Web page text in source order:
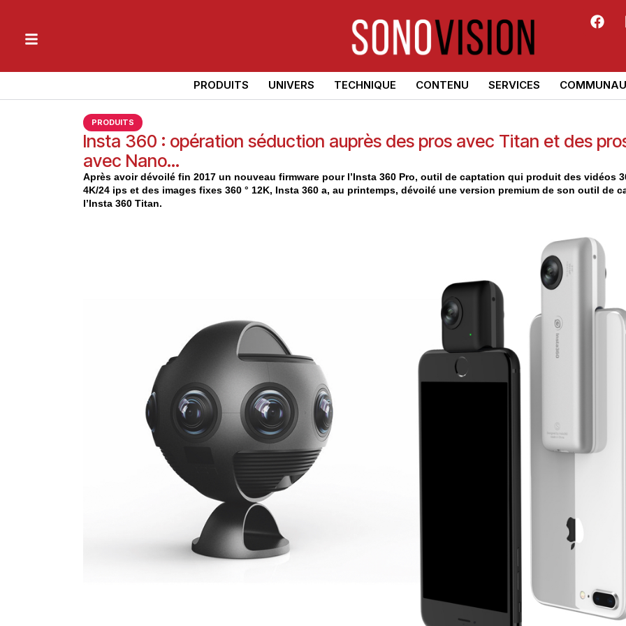
PRODUITS UNIVERS TECHNIQUE CONTENU SERVICES
PRODUITS
Insta 360 : opération séduction auprès des pros avec Titan et des
avec Nano…
Après avoir dévoilé fin 2017 un nouveau firmware pour l’Insta 360 Pro, outil de captation qui produit des vidéos
4K/24 ips et des images fixes 360 ° 12K, Insta 360 a, au printemps, dévoilé une version premium de son outil de
l’Insta 360 Titan.